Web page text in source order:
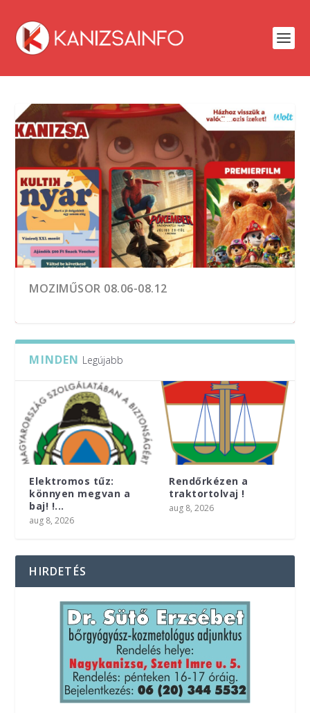
MOZIMŰSOR 08.06-08.12
ÖNKORMÁNYZATI BÉRLAKÁSOK
NAGYKANIZSAI SZUPERINFÓ 2026/32. HÉT
TERVEZETT ÁRAMSZÜNET
GYÓGYSZERTÁRI ÜGYELET NAGYKANIZSA –
AUGUSZTUS
VÉRADÁSOK: ZALA VÁRMEGYE – AUGUSZTUS
7-14.
MINDEN Legújabb
Elektromos tűz:
könnyen megvan a
baj! !...
aug 8, 2026
Rendőrkézen a
traktortolvaj !
aug 8, 2026
HIRDETÉS